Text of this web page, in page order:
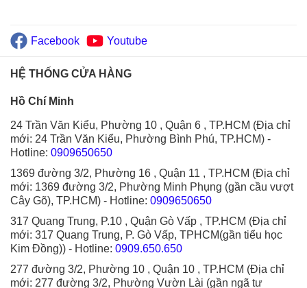
Facebook Youtube
HỆ THỐNG CỬA HÀNG
Hồ Chí Minh
24 Trần Văn Kiểu, Phường 10 , Quận 6 , TP.HCM (Địa chỉ
mới: 24 Trần Văn Kiểu, Phường Bình Phú, TP.HCM) -
Hotline: 0909650650
1369 đường 3/2, Phường 16 , Quận 11 , TP.HCM (Địa chỉ
mới: 1369 đường 3/2, Phường Minh Phụng (gần cầu vượt
Cây Gõ), TP.HCM) - Hotline: 0909650650
317 Quang Trung, P.10 , Quận Gò Vấp , TP.HCM (Địa chỉ
mới: 317 Quang Trung, P. Gò Vấp, TPHCM(gần tiểu học
Kim Đồng)) - Hotline: 0909.650.650
277 đường 3/2, Phường 10 , Quận 10 , TP.HCM (Địa chỉ
mới: 277 đường 3/2, Phường Vườn Lài (gần ngã tư